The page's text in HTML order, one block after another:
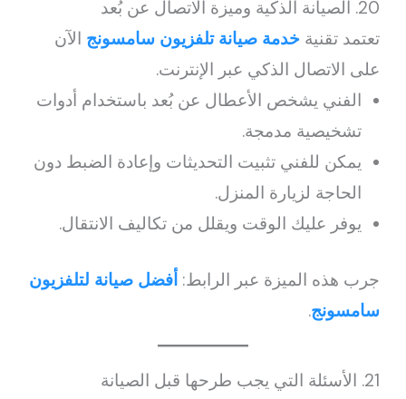
20. الصيانة الذكية وميزة الاتصال عن بُعد
تعتمد تقنيةخدمة صيانة تلفزيون سامسونج الآن
على الاتصال الذكي عبر الإنترنت.
الفني يشخص الأعطال عن بُعد باستخدام أدوات
تشخيصية مدمجة.
يمكن للفني تثبيت التحديثات وإعادة الضبط دون
الحاجة لزيارة المنزل.
يوفر عليك الوقت ويقلل من تكاليف الانتقال.
جرب هذه الميزة عبر الرابط:أفضل صيانة لتلفزيون
سامسونج.
21. الأسئلة التي يجب طرحها قبل الصيانة